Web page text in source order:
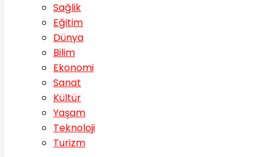
Sağlik
Eğitim
Dünya
Bilim
Ekonomi
Sanat
Kültür
Yaşam
Teknoloji
Turizm